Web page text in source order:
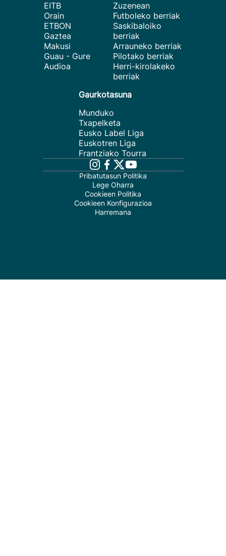
EITB
Orain
ETBON
Gaztea
Makusi
Guau - Gure
Audioa
Zuzenean
Futboleko berriak
Saskibaloiko
berriak
Arrauneko berriak
Pilotako berriak
Herri-kirolakeko
berriak
Gaurkotasuna
Munduko
Txapelketa
Eusko Label Liga
Euskotren Liga
Frantziako Tourra
Pribatutasun Politika
Lege Oharra
Cookieen Politika
Cookieen Konfigurazioa
Harremana